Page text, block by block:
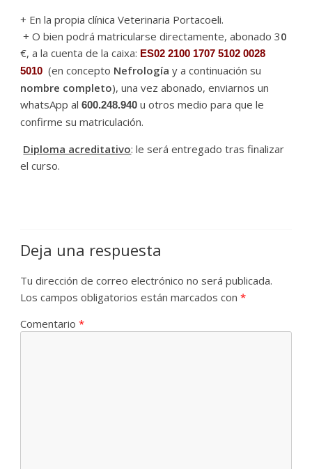
+ En la propia clínica Veterinaria Portacoeli.
+ O bien podrá matricularse directamente, abonado 30
€, a la cuenta de la caixa: ES02 2100 1707 5102 0028
5010 (en concepto Nefrología y a continuación su
nombre completo), una vez abonado, enviarnos un
whatsApp al600.248.940 u otros medio para que le
confirme su matriculación.
Diploma acreditativo: le será entregado tras finalizar
el curso.
Deja una respuesta
Tu dirección de correo electrónico no será publicada.
Los campos obligatorios están marcados con*
Comentario*